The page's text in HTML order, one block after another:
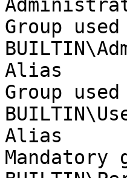
Group
Alias
Group
Alias